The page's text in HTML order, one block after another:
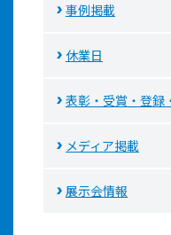
事例掲載
休業日
表彰・受賞・登録
メディア掲載
展示会情報